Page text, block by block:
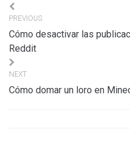
Navigation
de
l’article
PREVIOUS
Cómo desactivar las
Reddit
NEXT
Cómo domar un loro en